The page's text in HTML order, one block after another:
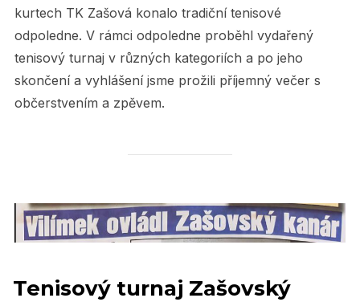
kurtech TK Zašová konalo tradiční tenisové
odpoledne. V rámci odpoledne proběhl vydařený
tenisový turnaj v různých kategoriích a po jeho
skončení a vyhlášení jsme prožili příjemný večer s
občerstvením a zpěvem.
Tenisový turnaj Zašovský